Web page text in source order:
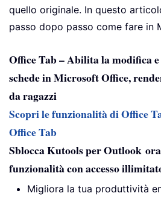
quello originale. In questo
passo dopo passo come fare in
Office Tab – Abilita la modifica
schede in Microsoft Office,
da ragazzi
Scopri le funzionalità di Office
Office Tab
Sblocca Kutools per Outlook
funzionalità con accesso
Migliora la tua produttività